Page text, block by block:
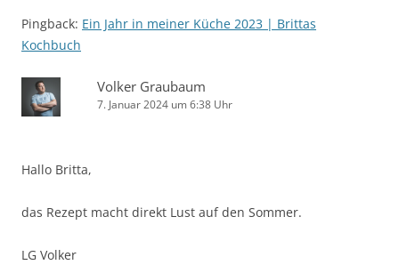
Pingback: Ein Jahr in meiner Küche 2023 | Brittas
Kochbuch
Volker Graubaum
7. Januar 2024 um 6:38 Uhr
Hallo Britta,
das Rezept macht direkt Lust auf den Sommer.
LG Volker